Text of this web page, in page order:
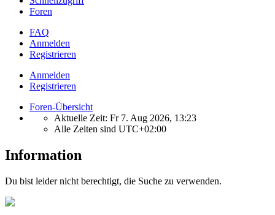
Foren
FAQ
Anmelden
Registrieren
Anmelden
Registrieren
Foren-Übersicht
Aktuelle Zeit: Fr 7. Aug 2026, 13:23
Alle Zeiten sind UTC+02:00
Information
Du bist leider nicht berechtigt, die Suche zu verwenden.